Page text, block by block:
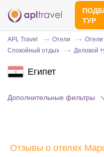
ТУР
Эксперт
APL Travel Отели Отели
Спокойный отдых
Деловой
Египет
Дополнительные фильтры
Отзывы о отелях